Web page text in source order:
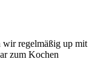
wir regelmäßig up mit
zum Kochen